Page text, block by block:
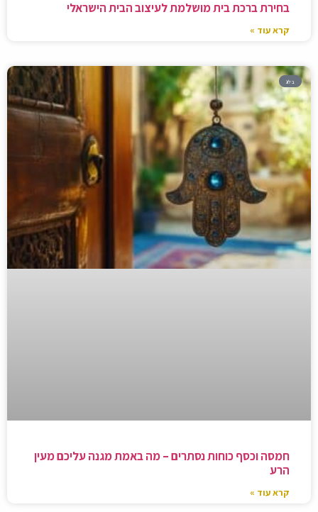
בחירת ברכת בית מושלמת לעיצוב הבית הישראלי
קרא עוד »
בלוג
חמסה וכסף כוחות נסתרים – מה באמת מגנה עליכם מעין
הרע
קרא עוד »